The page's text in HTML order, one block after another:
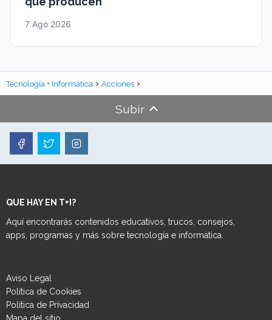
7 Ago 2026
Tecnología + Informática Acciones
Subir
QUE HAY EN T+I?
Aquí encontrarás contenidos educativos, trucos, consejos,
apps, programas y más sobre tecnología e informática.
Aviso Legal
Política de Cookies
Política de Privacidad